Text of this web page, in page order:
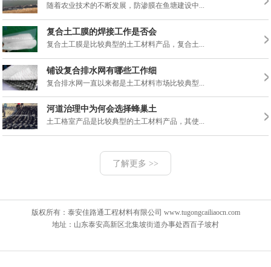
随着农业技术的不断发展，防渗膜在鱼塘建设中...
复合土工膜的焊接工作是否会
复合土工膜是比较典型的土工材料产品，复合土...
铺设复合排水网有哪些工作细
复合排水网一直以来都是土工材料市场比较典型...
河道治理中为何会选择蜂巢土
土工格室产品是比较典型的土工材料产品，其使...
了解更多 >>
版权所有：泰安佳路通工程材料有限公司 www.tugongcailiaocn.com
地址：山东泰安高新区北集坡街道办事处西百子坡村